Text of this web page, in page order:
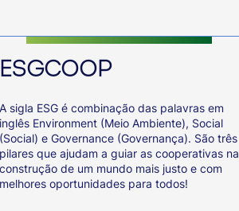
ESGCOOP
A sigla ESG é combinação das palavras em
inglês Environment (Meio Ambiente), Social
(Social) e Governance (Governança). São três
pilares que ajudam a guiar as cooperativas na
construção de um mundo mais justo e com
melhores oportunidades para todos!